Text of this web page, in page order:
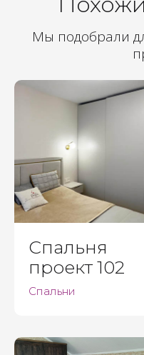
Мы подобрали
Спальня
проект 102
Спальни